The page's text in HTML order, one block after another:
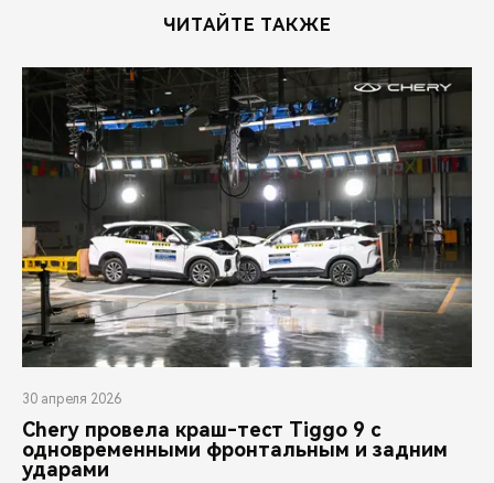
ЧИТАЙТЕ ТАКЖЕ
30 апреля 2026
Chery провела краш-тест Tiggo 9 с
одновременными фронтальным и задним
ударами